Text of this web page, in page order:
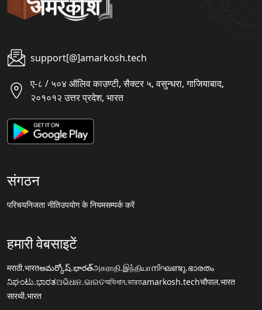
support[@]amarkosh.tech
ए-८ / ५०४ ऑलिव काउण्टी, सैक्टर ५, वसुन्धरा, गाजियाबाद,
२०१०१२ उत्तर प्रदेश, भारत
संगठन
परिचयनिजता नीतिउपयोग के नियमसम्पर्क करें
हमारी वेबसाइटें
मराठी.भारतఅమర్కోష్.భారత్அகராதி.இந்தியாനിഘണ്ടു.ഭാരതം
ನಿಘಂಟು.ಭಾರತଅଭିଧାନ.ଭାରତঅভিধান.ভারতamarkosh.techचौपाल.भारत
सारथी.भारत